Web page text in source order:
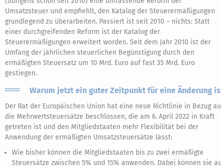
Umsatzsteuer und empfiehlt, den Katalog der Steuerermäßigungen
grundlegend zu überarbeiten. Passiert ist seit 2010 – nichts: Statt
einer durchgreifenden Reform ist der Katalog der
Steuerermäßigungen erweitert worden. Seit dem Jahr 2010 ist der
Umfang der jährlichen steuerlichen Begünstigung durch den
ermäßigten Steuersatz um 10 Mrd. Euro auf fast 35 Mrd. Euro
gestiegen.
Warum jetzt ein guter Zeitpunkt für eine Änderung
Der Rat der Europäischen Union hat eine neue Richtlinie in Bezug
die Mehrwertsteuersätze beschlossen, die am 6. April 2022 in Kraft
getreten ist und den Mitgliedstaaten mehr Flexibilität bei der
Anwendung der ermäßigten Umsatzsteuersätze lässt:
Wie bisher können die Mitgliedstaaten bis zu zwei ermäßigte
Steuersätze zwischen 5% und 15% anwenden. Dabei können sie